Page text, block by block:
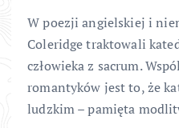
W poezji angielskiej i
Coleridge traktowali
człowieka z sacrum.
romantyków jest to, że
ludzkim – pamięta